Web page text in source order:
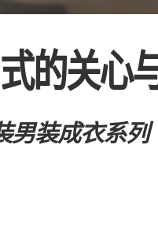
的关心
男装成衣系列